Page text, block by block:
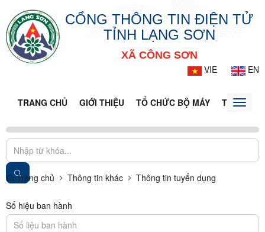
CỔNG THÔNG TIN ĐIỆN TỬ
TỈNH LẠNG SƠN
XÃ CÔNG SƠN
VIE
EN
TRANG CHỦ GIỚI THIỆU TỔ CHỨC BỘ MÁY TIN TỨC -
Toggle
Trang chủ Thông tin khác Thông tin tuyển dụng
Số hiệu ban hành